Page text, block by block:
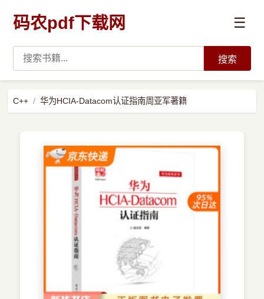
码农pdf下载网 ☰
新兴语言
搜索
C++ 华为HCIA-Datacom认证指南周亚军著籍